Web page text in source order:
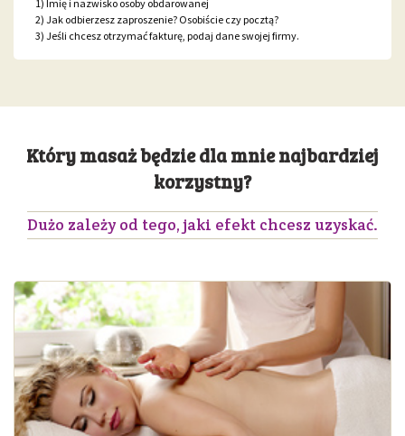
1) Imię i nazwisko osoby obdarowanej
2) Jak odbierzesz zaproszenie? Osobiście czy pocztą?
3) Jeśli chcesz otrzymać fakturę, podaj dane swojej firmy.
Który masaż będzie dla mnie najbardziej
korzystny?
Dużo zależy od tego, jaki efekt chcesz uzyskać.